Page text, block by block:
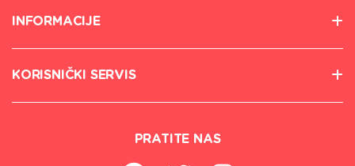
INFORMACIJE
KORISNIČKI SERVIS
PRATITE NAS